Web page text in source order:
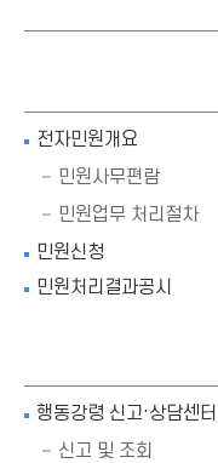
전자민원개요
민원사무편람
민원업무 처리절차
민원신청
민원처리결과공시
행동강령 신고·상담센터
신고 및 조회